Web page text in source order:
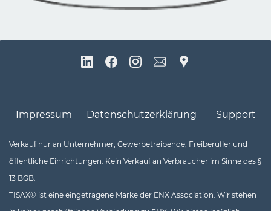
Impressum Datenschutzerklärung Support
Verkauf nur an Unternehmer, Gewerbetreibende, Freiberufler und
öffentliche Einrichtungen. Kein Verkauf an Verbraucher im Sinne des §
13 BGB.
TISAX® ist eine eingetragene Marke der ENX Association. Wir stehen